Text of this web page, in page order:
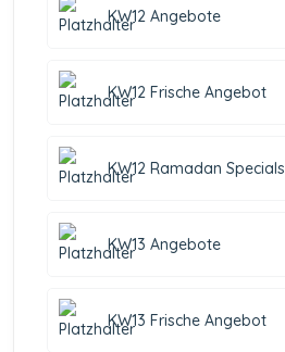
KW12 Angebote
KW12 Frische Angebot
KW12 Ramadan Specials
KW13 Angebote
KW13 Frische Angebot